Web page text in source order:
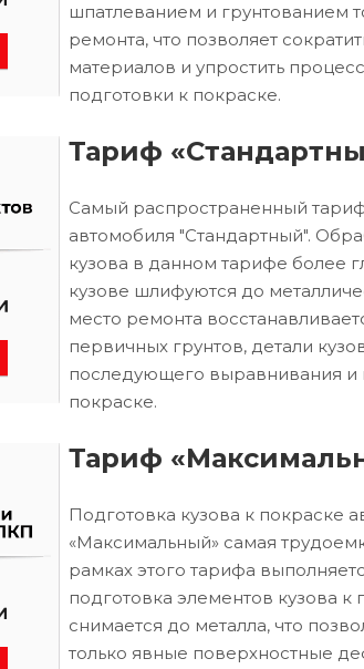
шпатлеванием и грунтованием
ремонта, что позволяет
материалов и упростить
подготовки к покраске.
Тариф
Самый распространенный
автомобиля "Стандартный".
кузова в данном тарифе более
кузове шлифуются до
место ремонта
первичных грунтов, детали
последующего выравнивания и
покраске.
Тариф
Подготовка кузова к покраске
«Максимальный» самая
рамках этого тарифа
подготовка элементов кузова к
снимается до металла, что
только явные поверхностные